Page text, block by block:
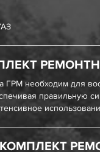
ГРМ необходим для
правильную